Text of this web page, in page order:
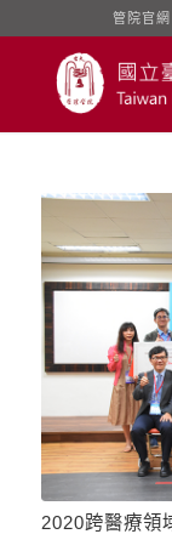
管院官網
2020跨醫療領